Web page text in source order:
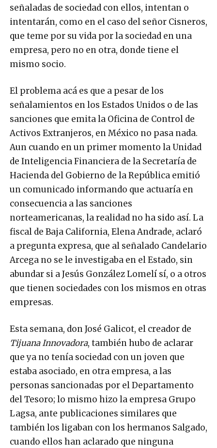
señaladas de sociedad con ellos, intentan o
intentarán, como en el caso del señor Cisneros,
que teme por su vida por la sociedad en una
empresa, pero no en otra, donde tiene el
mismo socio.
El problema acá es que a pesar de los
señalamientos en los Estados Unidos o de las
sanciones que emita la Oficina de Control de
Activos Extranjeros, en México no pasa nada.
Aun cuando en un primer momento la Unidad
de Inteligencia Financiera de la Secretaría de
Hacienda del Gobierno de la República emitió
un comunicado informando que actuaría en
consecuencia a las sanciones
norteamericanas, la realidad no ha sido así. La
fiscal de Baja California, Elena Andrade, aclaró
a pregunta expresa, que al señalado Candelario
Arcega no se le investigaba en el Estado, sin
abundar si a Jesús González Lomelí sí, o a otros
que tienen sociedades con los mismos en otras
empresas.
Esta semana, don José Galicot, el creador de
Tijuana Innovadora, también hubo de aclarar
que ya no tenía sociedad con un joven que
estaba asociado, en otra empresa, a las
personas sancionadas por el Departamento
del Tesoro; lo mismo hizo la empresa Grupo
Lagsa, ante publicaciones similares que
también los ligaban con los hermanos Salgado,
cuando ellos han aclarado que ninguna